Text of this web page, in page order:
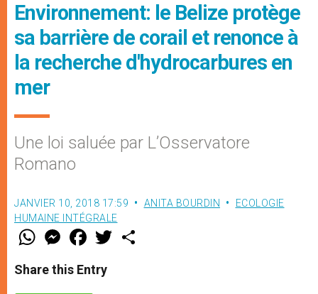
Environnement: le Belize protège
sa barrière de corail et renonce à
la recherche d'hydrocarbures en
mer
Une loi saluée par L’Osservatore
Romano
JANVIER 10, 2018 17:59 ANITA BOURDIN
ECOLOGIE
HUMAINE INTÉGRALE
W
t
s
M
e
s
e
F
a
e
b
w
Share this Entry